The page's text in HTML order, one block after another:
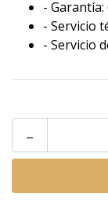
- Garantía:
- Servicio
- Servicio
-